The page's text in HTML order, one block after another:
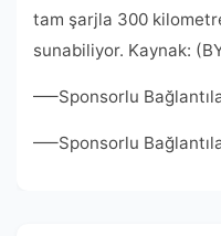
tam şarjla 300
sunabiliyor. Kaynak:
—–Sponsorlu
—–Sponsorlu